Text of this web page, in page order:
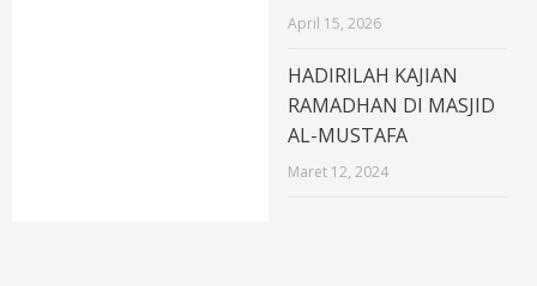
April 15, 2026
HADIRILAH KAJIAN
RAMADHAN DI MASJID
AL-MUSTAFA
Maret 12, 2024